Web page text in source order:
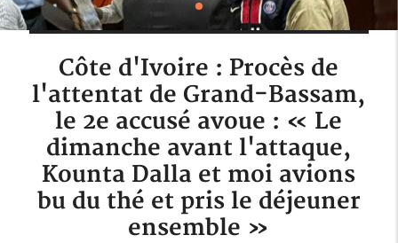
Côte d'Ivoire : Procès de
l'attentat de Grand-Bassam,
le 2e accusé avoue : « Le
dimanche avant l'attaque,
Kounta Dalla et moi avions
bu du thé et pris le déjeuner
ensemble »